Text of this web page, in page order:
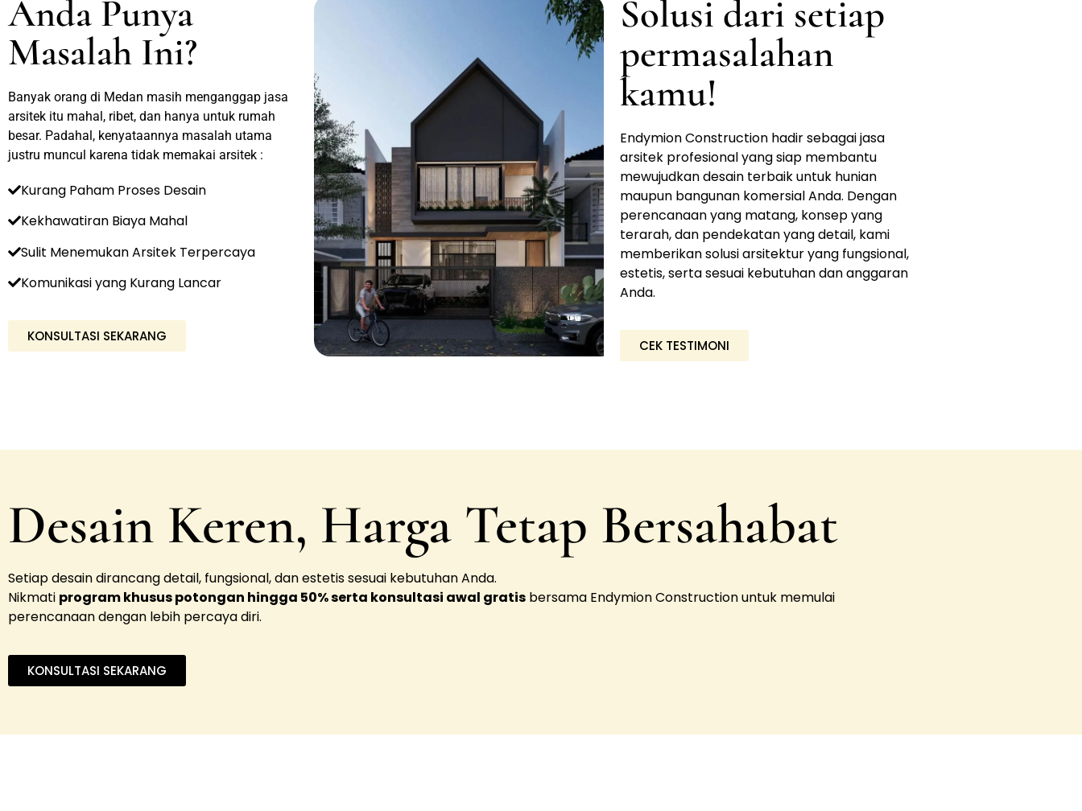
Anda Punya
Masalah Ini?
Banyak orang di Medan masih menganggap jasa
arsitek itu mahal, ribet, dan hanya untuk rumah
besar. Padahal, kenyataannya masalah utama
justru muncul karena tidak memakai arsitek :
Kurang Paham Proses Desain
Kekhawatiran Biaya Mahal
Sulit Menemukan Arsitek Terpercaya
Komunikasi yang Kurang Lancar
KONSULTASI SEKARANG
Solusi dari setiap
permasalahan
kamu!
Endymion Construction hadir sebagai jasa
arsitek profesional yang siap membantu
mewujudkan desain terbaik untuk hunian
maupun bangunan komersial Anda. Dengan
perencanaan yang matang, konsep yang
terarah, dan pendekatan yang detail, kami
memberikan solusi arsitektur yang fungsional,
estetis, serta sesuai kebutuhan dan anggaran
Anda.
CEK TESTIMONI
Desain Keren, Harga Tetap Bersahabat
Setiap desain dirancang detail, fungsional, dan estetis sesuai kebutuhan Anda.
Nikmati program khusus potongan hingga 50% serta konsultasi awal gratis bersama Endymion Construction untuk memulai
perencanaan dengan lebih percaya diri.
KONSULTASI SEKARANG